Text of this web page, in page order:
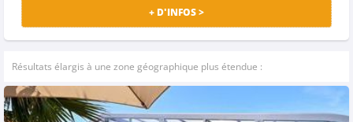
+ D'INFOS >
Résultats élargis à une zone géographique plus étendue :